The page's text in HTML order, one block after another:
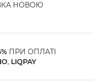
НОВОЮ
ПРИ ОПЛАТІ
, LIQPAY